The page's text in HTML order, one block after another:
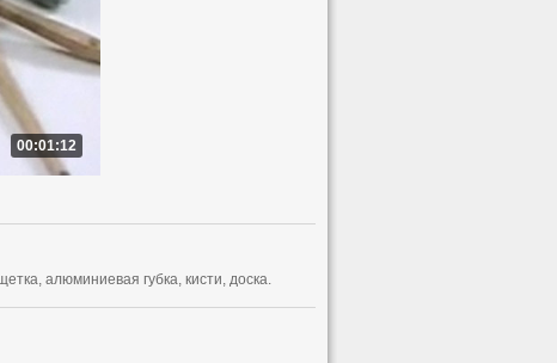
00:01:12
алюминиевая губка, кисти, доска.